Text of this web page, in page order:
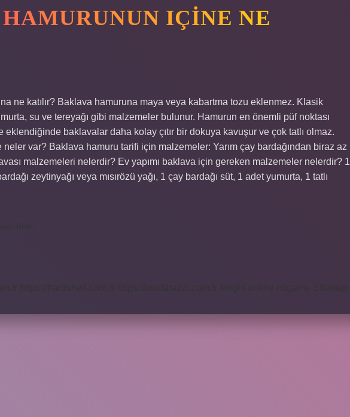
IÇINE NE
ne katılır? Baklava hamuruna maya veya kabartma tozu eklenmez. Klasik
su ve tereyağı gibi malzemeler bulunur. Hamurun en önemli püf noktası
eklendiğinde baklavalar daha kolay çıtır bir dokuya kavuşur ve çok tatlı olmaz.
var? Baklava hamuru tarifi için malzemeler: Yarım çay bardağından biraz az
malzemeleri nelerdir? Ev yapımı baklava için gereken malzemeler nelerdir? 1
zeytinyağı veya mısırözü yağı, 1 çay bardağı süt, 1 adet yumurta, 1 tatlı